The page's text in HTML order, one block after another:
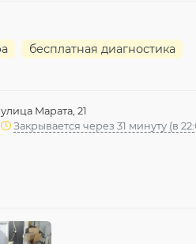
бесплатная диагностика
улица Марата, 21
Закрывается через 31 минуту (в